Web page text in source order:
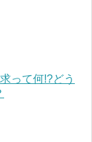
って何!?どう